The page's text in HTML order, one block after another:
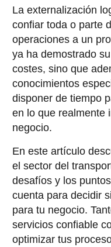
La externalización
confiar toda o parte
operaciones a un
ya ha demostrado
costes, sino que
conocimientos
disponer de tiempo
en lo que realmente
negocio.
En este artículo
el sector del
desafíos y los
cuenta para decidir
para tu negocio.
servicios confiable
optimizar tus